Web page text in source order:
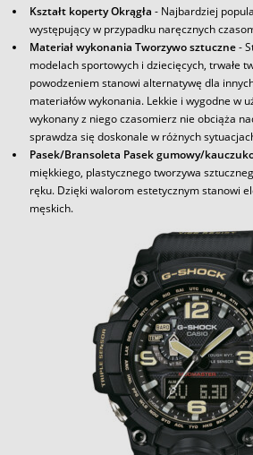
Kształt koperty Okrągła - Najbardziej
występujący w przypadku naręcznych
Materiał wykonania Tworzywo sztuczne-
modelach sportowych i dziecięcych, trwałe
powodzeniem stanowi alternatywę dla
materiałów wykonania. Lekkie i wygodne w
wykonany z niego czasomierz nie obciąża
sprawdza się doskonale w różnych
Pasek/Bransoleta Pasek gumowy/
miękkiego, plastycznego tworzywa
ręku. Dzięki walorom estetycznym stanowi
męskich.